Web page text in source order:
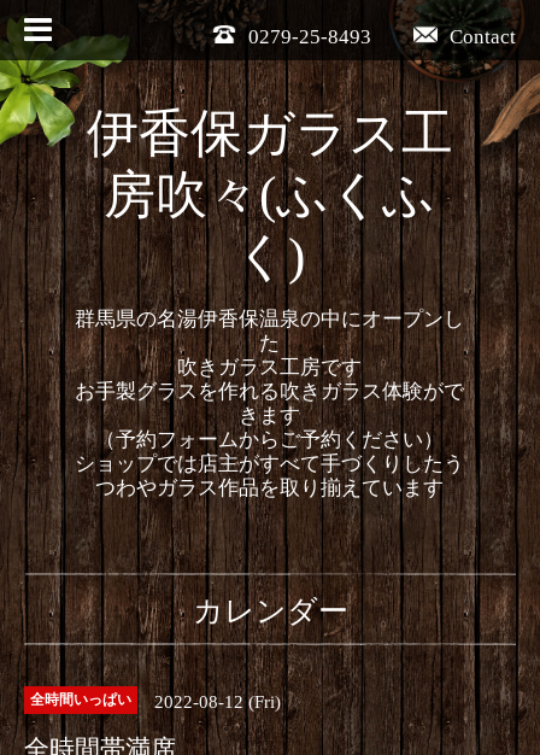
Contact
0279-25-8493
伊香保ガラス工
房吹々(ふくふ
く)
群馬県の名湯伊香保温泉の中にオープンし
た
吹きガラス工房です
お手製グラスを作れる吹きガラス体験がで
きます
（予約フォームからご予約ください）
ショップでは店主がすべて手づくりしたう
つわやガラス作品を取り揃えています
カレンダー
全時間いっぱい 2022-08-12 (Fri)
全時間帯満席